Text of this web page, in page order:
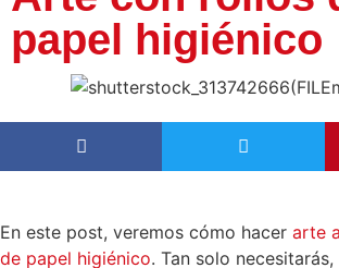
papel higiénico
En este post, veremos cómo hacer arte
de papel higiénico. Tan solo